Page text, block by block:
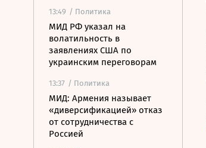
13:49 / Политика
МИД РФ указал на
волатильность в
заявлениях США по
украинским переговорам
13:37 / Политика
МИД: Армения называет
«диверсификацией» отказ
от сотрудничества с
Россией